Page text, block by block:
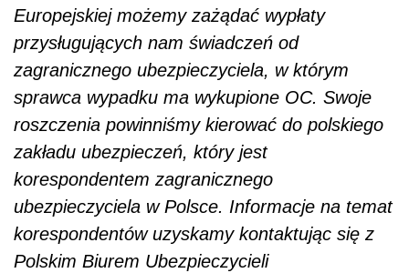
Europejskiej możemy zażądać wypłaty
przysługujących nam świadczeń od
zagranicznego ubezpieczyciela, w którym
sprawca wypadku ma wykupione OC. Swoje
roszczenia powinniśmy kierować do polskiego
zakładu ubezpieczeń, który jest
korespondentem zagranicznego
ubezpieczyciela w Polsce. Informacje na temat
korespondentów uzyskamy kontaktując się z
Polskim Biurem Ubezpieczycieli